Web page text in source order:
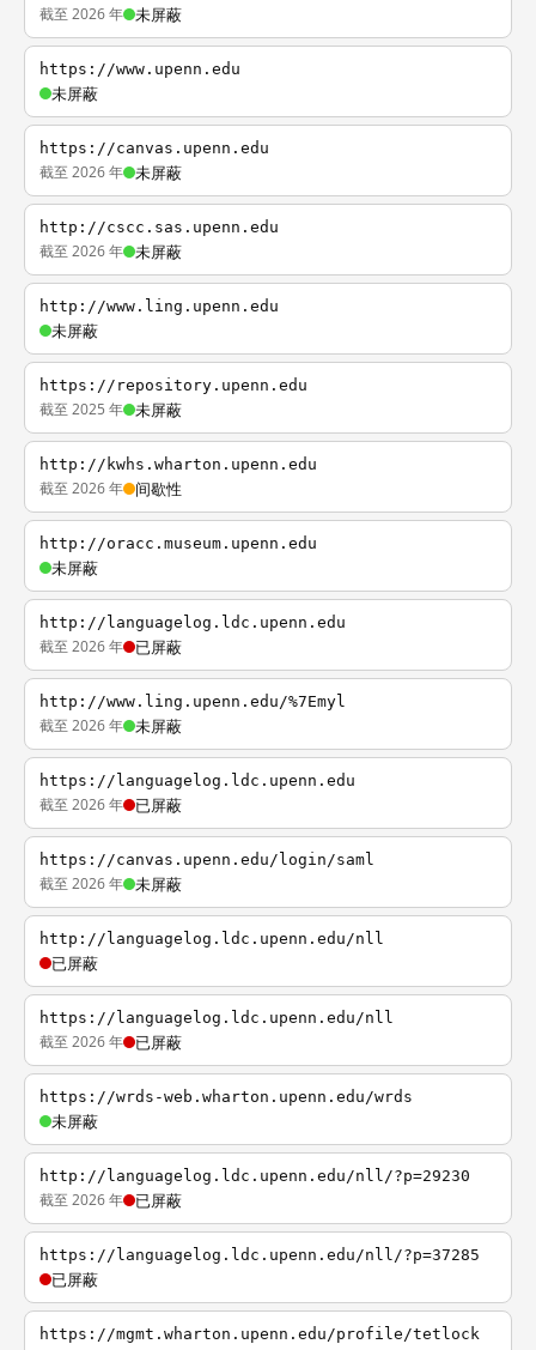
截至 2026 年 未屏蔽
https://www.upenn.edu
未屏蔽
https://canvas.upenn.edu
截至 2026 年 未屏蔽
http://cscc.sas.upenn.edu
截至 2026 年 未屏蔽
http://www.ling.upenn.edu
未屏蔽
https://repository.upenn.edu
截至 2025 年 未屏蔽
http://kwhs.wharton.upenn.edu
截至 2026 年 间歇性
http://oracc.museum.upenn.edu
未屏蔽
http://languagelog.ldc.upenn.edu
截至 2026 年 已屏蔽
http://www.ling.upenn.edu/%7Emyl
截至 2026 年 未屏蔽
https://languagelog.ldc.upenn.edu
截至 2026 年 已屏蔽
https://canvas.upenn.edu/login/saml
截至 2026 年 未屏蔽
http://languagelog.ldc.upenn.edu/nll
已屏蔽
https://languagelog.ldc.upenn.edu/nll
截至 2026 年 已屏蔽
https://wrds-web.wharton.upenn.edu/wrds
未屏蔽
http://languagelog.ldc.upenn.edu/nll/?p=29230
截至 2026 年 已屏蔽
https://languagelog.ldc.upenn.edu/nll/?p=37285
已屏蔽
https://mgmt.wharton.upenn.edu/profile/tetlock